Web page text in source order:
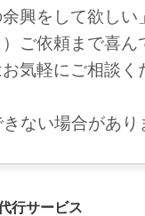
興をして欲しい
）ご依頼まで喜
気軽にご相談く
ない場合があり
行サービス